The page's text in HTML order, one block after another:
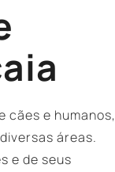
cães e humanos,
áreas.
e de seus